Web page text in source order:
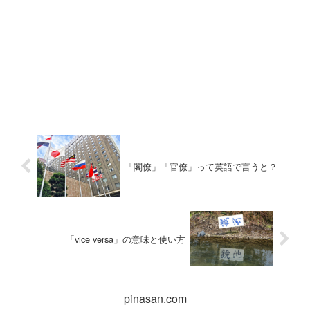
「閣僚」「官僚」って英語で言うと？
「vice versa」の意味と使い方
pinasan.com